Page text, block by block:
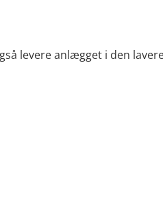
levere anlægget i den